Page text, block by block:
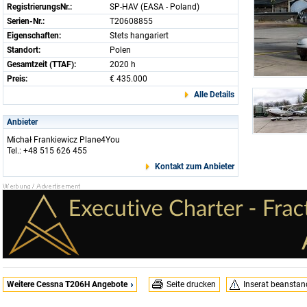
RegistrierungsNr.:
SP-HAV (EASA - Poland)
Serien-Nr.:
T20608855
Eigenschaften:
Stets hangariert
Standort:
Polen
Gesamtzeit (TTAF):
2020 h
Preis:
€ 435.000
Alle Details
Anbieter
Michał Frankiewicz Plane4You
Tel.: +48 515 626 455
Kontakt zum Anbieter
Weitere Cessna T206H Angebote Seite drucken Inserat